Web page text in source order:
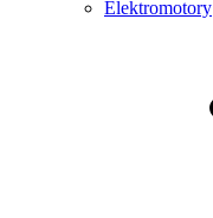
Elektromotory